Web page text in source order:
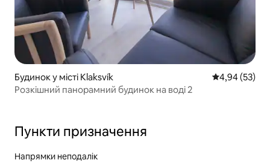
Будинок у місті Klaksvík Середня
4,94 (53)
Розкішний панорамний будинок на воді 2
Пункти призначення
Напрямки неподалік